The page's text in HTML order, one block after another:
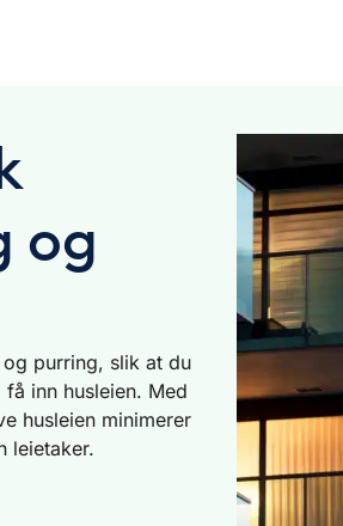
og
purring, slik at du
inn husleien. Med
husleien minimerer
leietaker.